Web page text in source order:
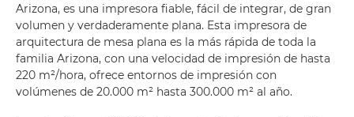
Arizona, es una impresora fiable, fácil de integrar, de gran
volumen y verdaderamente plana. Esta impresora de
arquitectura de mesa plana es la más rápida de toda la
familia Arizona, con una velocidad de impresión de hasta
220 m²/hora, ofrece entornos de impresión con
volúmenes de 20.000 m² hasta 300.000 m² al año.